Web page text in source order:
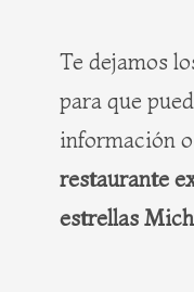
Te dejamos
para que
información
restaurante
estrellas